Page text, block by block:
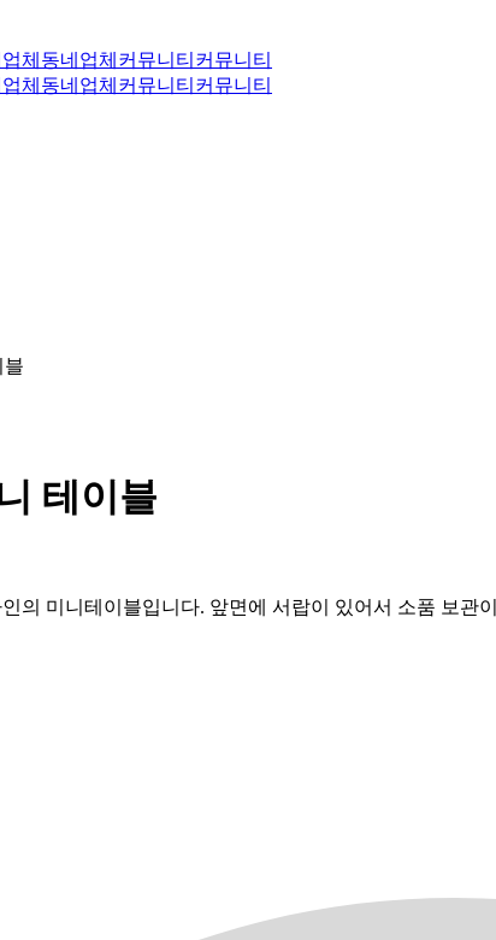
체 동네업체 커뮤니티 커뮤니티
체 동네업체 커뮤니티 커뮤니티
블
테이블
의 미니테이블입니다. 앞면에 서랍이 있어서 소품 보